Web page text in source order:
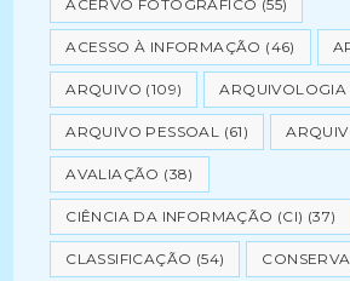
ACERVO FOTOGRÁFICO (55)
ACESSO À INFORMAÇÃO (46)
ARQUIVO (109) ARQUIVOLOGIA
ARQUIVO PESSOAL (61)
AVALIAÇÃO (38)
CIÊNCIA DA INFORMAÇÃO (CI) (37)
CLASSIFICAÇÃO (54)